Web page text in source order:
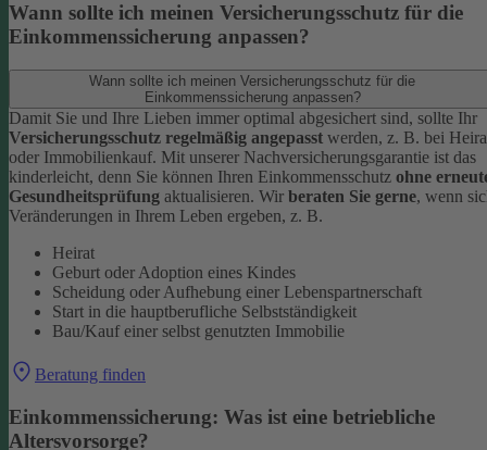
Wann sollte ich meinen Versicherungsschutz für die
Einkommenssicherung anpassen?
Wann sollte ich meinen Versicherungsschutz für die
Einkommenssicherung anpassen?
Damit Sie und Ihre Lieben immer optimal abgesichert sind, sollte Ihr
Versicherungsschutz regelmäßig angepasst werden, z. B. bei
oder Immobilienkauf. Mit unserer Nachversicherungsgarantie ist das
kinderleicht, denn Sie können Ihren Einkommensschutz ohne
Gesundheitsprüfung aktualisieren. Wir beraten Sie gerne, wenn
Veränderungen in Ihrem Leben ergeben, z. B.
Heirat
Geburt oder Adoption eines Kindes
Scheidung oder Aufhebung einer Lebenspartnerschaft
Start in die hauptberufliche Selbstständigkeit
Bau/Kauf einer selbst genutzten Immobilie
Beratung finden
Einkommenssicherung: Was ist eine betriebliche
Altersvorsorge?